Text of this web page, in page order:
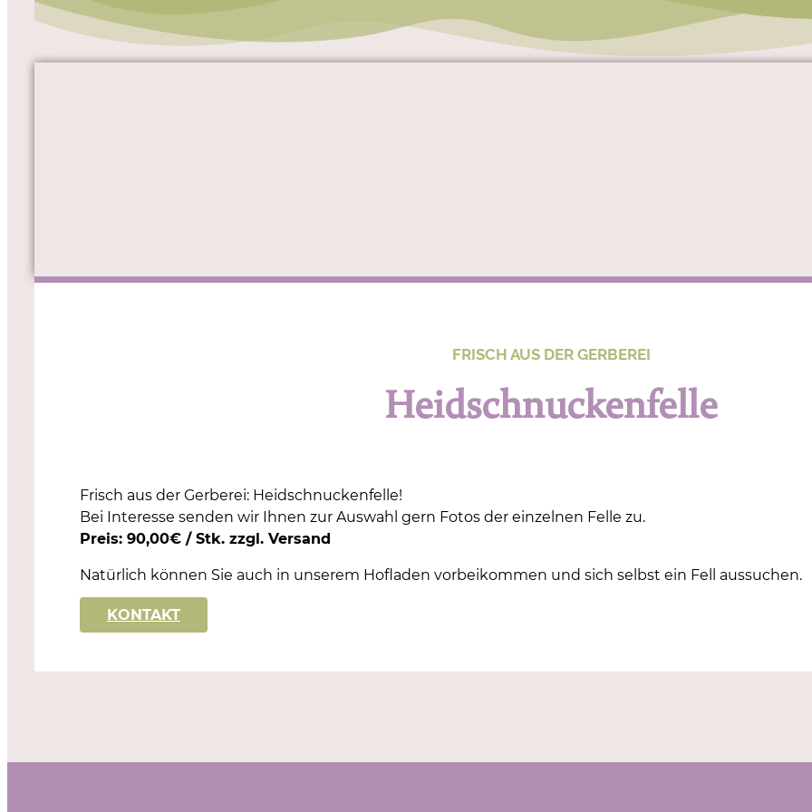
FRISCH AUS DER GERBEREI
Heidschnuckenfelle
Frisch aus der Gerberei: Heidschnuckenfelle!
Bei Interesse senden wir Ihnen zur Auswahl gern Fotos der einzelnen Felle zu.
Preis: 90,00€ / Stk. zzgl. Versand
Natürlich können Sie auch in unserem Hofladen vorbeikommen und sich selbst ein Fell aussuchen.
KONTAKT